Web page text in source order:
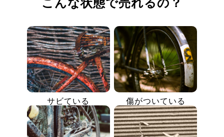
サビている 傷がついている